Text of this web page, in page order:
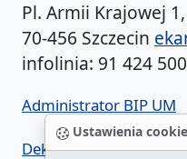
Ustawienia
Pl. Armii Krajowej 1,
70-456 Szczecin
infolinia: 91 424
Administrator BIP UM
Deklaracja dostępności